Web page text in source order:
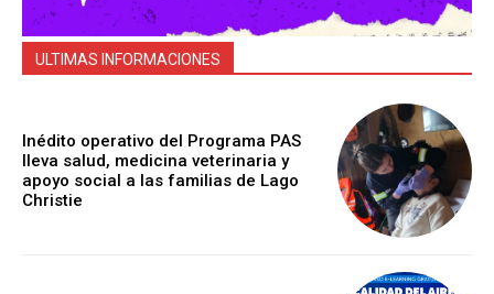
ULTIMAS INFORMACIONES
Inédito operativo del Programa PAS
lleva salud, medicina veterinaria y
apoyo social a las familias de Lago
Christie